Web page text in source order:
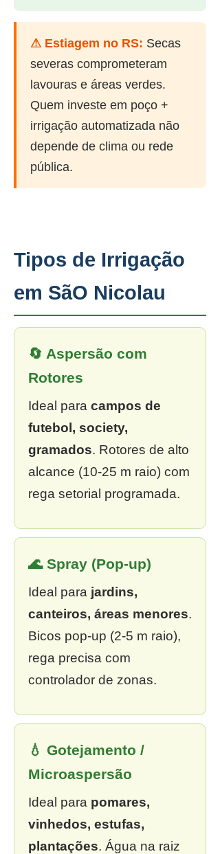
⚠ Estiagem no RS: Secas
severas comprometeram
lavouras e áreas verdes.
Quem investe em poço +
irrigação automatizada não
depende de clima ou rede
pública.
Tipos de Irrigação
em SãO Nicolau
🔄 Aspersão com
Rotores
Ideal para campos de
futebol, society,
gramados. Rotores de alto
alcance (10-25 m raio) com
rega setorial programada.
🌊 Spray (Pop-up)
Ideal para jardins,
canteiros, áreas menores.
Bicos pop-up (2-5 m raio),
rega precisa com
controlador de zonas.
💧 Gotejamento /
Microaspersão
Ideal para pomares,
vinhedos, estufas,
plantações. Água na raiz